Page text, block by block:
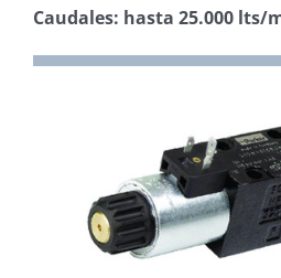
Caudales: hasta 25.000 lts/